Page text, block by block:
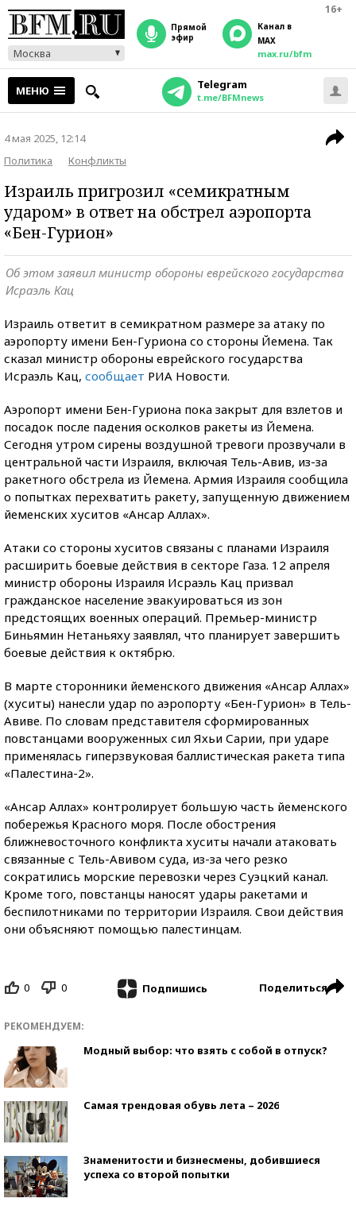
16+
Москва
прямой
эфир
Канал в
MAX
max.ru/bfm
МЕНЮ Telegram
t.me/BFMnews
4 мая 2025, 12:14
Политика
Конфликты
Израиль пригрозил «семикратным
ударом» в ответ на обстрел аэропорта
«Бен-Гурион»
Об этом заявил министр обороны еврейского государства
Исраэль Кац
Израиль ответит в семикратном размере за атаку по
аэропорту имени Бен-Гуриона со стороны Йемена. Так
сказал министр обороны еврейского государства
Исраэль Кац, сообщает РИА Новости.
Аэропорт имени Бен-Гуриона пока закрыт для взлетов и
посадок после падения осколков ракеты из Йемена.
Сегодня утром сирены воздушной тревоги прозвучали в
центральной части Израиля, включая Тель-Авив, из-за
ракетного обстрела из Йемена. Армия Израиля сообщила
о попытках перехватить ракету, запущенную движением
йеменских хуситов «Ансар Аллах».
Атаки со стороны хуситов связаны с планами Израиля
расширить боевые действия в секторе Газа. 12 апреля
министр обороны Израиля Исраэль Кац призвал
гражданское население эвакуироваться из зон
предстоящих военных операций. Премьер-министр
Биньямин Нетаньяху заявлял, что планирует завершить
боевые действия к октябрю.
В марте сторонники йеменского движения «Ансар Аллах»
(хуситы) нанесли удар по аэропорту «Бен-Гурион» в Тель-
Авиве. По словам представителя сформированных
повстанцами вооруженных сил Яхьи Сарии, при ударе
применялась гиперзвуковая баллистическая ракета типа
«Палестина-2».
«Ансар Аллах» контролирует большую часть йеменского
побережья Красного моря. После обострения
ближневосточного конфликта хуситы начали атаковать
связанные с Тель-Авивом суда, из-за чего резко
сократились морские перевозки через Суэцкий канал.
Кроме того, повстанцы наносят удары ракетами и
беспилотниками по территории Израиля. Свои действия
они объясняют помощью палестинцам.
0 0 Подпишись Поделиться
РЕКОМЕНДУЕМ:
Модный выбор: что взять с собой в отпуск?
Самая трендовая обувь лета – 2026
Знаменитости и бизнесмены, добившиеся
успеха со второй попытки